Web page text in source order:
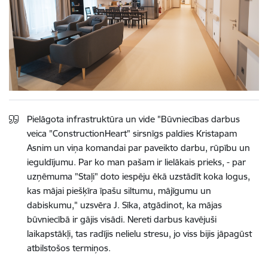
Pielāgota infrastruktūra un vide "Būvniecības darbus
veica "ConstructionHeart" sirsnīgs paldies Kristapam
Asnim un viņa komandai par paveikto darbu, rūpību un
ieguldījumu. Par ko man pašam ir lielākais prieks, - par
uzņēmuma "Staļi" doto iespēju ēkā uzstādīt koka logus,
kas mājai piešķīra īpašu siltumu, mājīgumu un
dabiskumu," uzsvēra J. Sīka, atgādinot, ka mājas
būvniecībā ir gājis visādi. Nereti darbus kavējuši
laikapstākļi, tas radījis nelielu stresu, jo viss bijis jāpagūst
atbilstošos termiņos.